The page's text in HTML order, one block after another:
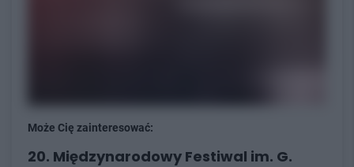
Może Cię zainteresować:
20. Międzynarodowy Festiwal im. G.